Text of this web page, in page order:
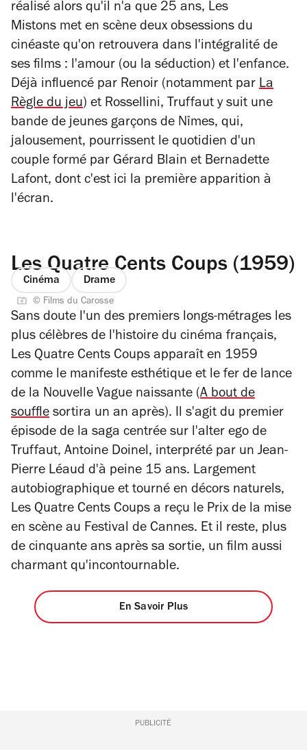
réalisé alors qu'il n'a que 25 ans, Les
Mistons met en scène deux obsessions du
cinéaste qu'on retrouvera dans l'intégralité de
ses films : l'amour (ou la séduction) et l'enfance.
Déjà influencé par Renoir (notamment par La
Règle du jeu) et Rossellini, Truffaut y suit une
bande de jeunes garçons de Nîmes, qui,
jalousement, pourrissent le quotidien d'un
couple formé par Gérard Blain et Bernadette
Lafont, dont c'est ici la première apparition à
l'écran.
Les Quatre Cents Coups (1959)
Cinéma Drame
© Films du Carosse
Sans doute l'un des premiers longs-métrages les
plus célèbres de l'histoire du cinéma français,
Les Quatre Cents Coups apparaît en 1959
comme le manifeste esthétique et le fer de lance
de la Nouvelle Vague naissante (A bout de
souffle sortira un an après). Il s'agit du premier
épisode de la saga centrée sur l'alter ego de
Truffaut, Antoine Doinel, interprété par un Jean-
Pierre Léaud d'à peine 15 ans. Largement
autobiographique et tourné en décors naturels,
Les Quatre Cents Coups a reçu le Prix de la mise
en scène au Festival de Cannes. Et il reste, plus
de cinquante ans après sa sortie, un film aussi
charmant qu'incontournable.
En Savoir Plus
PUBLICITÉ